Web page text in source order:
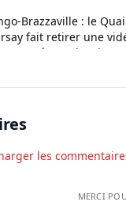
Brazzaville : le Quai
fait retirer une
sur les
les
MERCI